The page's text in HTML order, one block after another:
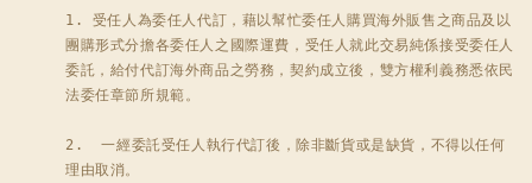
1. 受任人為委任人代訂，藉以幫忙委任人購買海外販售之商品及以
團購形式分擔各委任人之國際運費，受任人就此交易純係接受委任人
委託，給付代訂海外商品之勞務，契約成立後，雙方權利義務悉依民
法委任章節所規範。
2.  一經委託受任人執行代訂後，除非斷貨或是缺貨，不得以任何
理由取消。